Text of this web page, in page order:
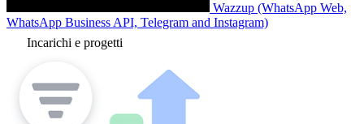
Wazzup (WhatsApp Web,
WhatsApp Business API, Telegram and Instagram)
Incarichi e progetti